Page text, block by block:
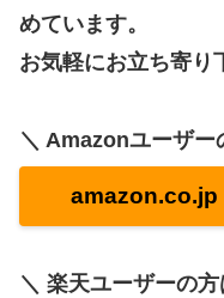
めています。
お気軽にお立ち寄り
＼ Amazonユーザー
amazon.co.jp
＼ 楽天ユーザーの